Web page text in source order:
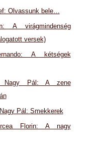
Olvassunk bele…
A virágmindenség
versek)
A kétségek
Nagy Pál: A zene
Pál: Smekkerek
Florin: A nagy